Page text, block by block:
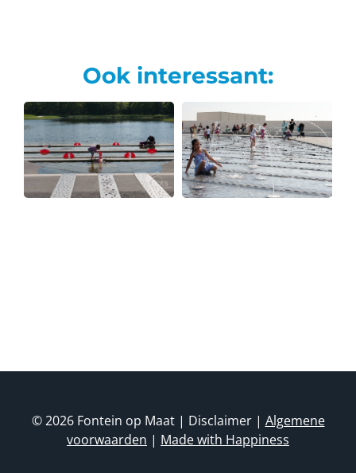
Ook interessant:
Dakpark Rotterdam Waagplein Almelo
© 2026 Fontein op Maat | Disclaimer | Algemene
voorwaarden | Made with Happiness